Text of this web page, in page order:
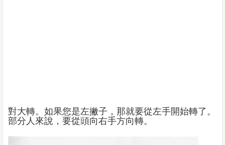
對大轉。如果您是左撇子，那就要從左手開始轉了。
部分人來說，要從頭向右手方向轉。